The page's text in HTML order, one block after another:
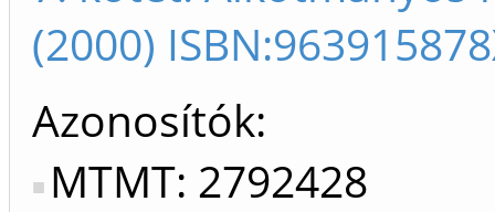
(2000)
Azonosítók
MTMT: 2792428